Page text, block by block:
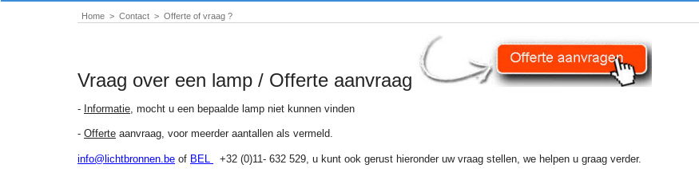
Home > Contact > Offerte of vraag ?
Vraag over een lamp / Offerte aanvraag
- Informatie , mocht u een bepaalde lamp niet kunnen vinden
- Offerte aanvraag, voor meerder aantallen als vermeld.
info@lichtbronnen.be of BEL +32 (0)11- 632 529, u kunt ook gerust hieronder uw vraag stellen, we helpen u graag verder.